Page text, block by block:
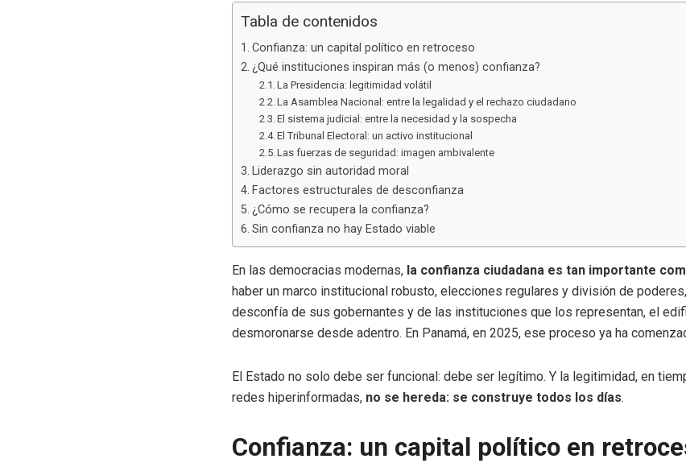
Tabla de contenidos
Confianza: un capital político en retroceso
¿Qué instituciones inspiran más (o menos) confianza?
La Presidencia: legitimidad volátil
La Asamblea Nacional: entre la legalidad y el rechazo ciudadano
El sistema judicial: entre la necesidad y la sospecha
El Tribunal Electoral: un activo institucional
Las fuerzas de seguridad: imagen ambivalente
Liderazgo sin autoridad moral
Factores estructurales de desconfianza
¿Cómo se recupera la confianza?
Sin confianza no hay Estado viable
En las democracias modernas, la confianza ciudadana es tan importante
haber un marco institucional robusto, elecciones regulares y división de
desconfía de sus gobernantes y de las instituciones que los representan, el
desmoronarse desde adentro. En Panamá, en 2025, ese proceso ya ha
El Estado no solo debe ser funcional: debe ser legítimo. Y la legitimidad, en
redes hiperinformadas, no se hereda: se construye todos los días.
Confianza: un capital político en